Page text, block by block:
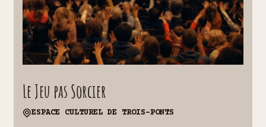
Le Jeu pas Sorcier
ESPACE CULTUREL DE TROIS-PONTS